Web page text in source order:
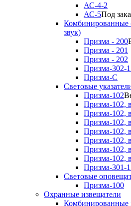
АС-4-2
АС-5Под
Комбинированные
звук)
Призма - 200
Призма - 201
Призма - 202
Призма-302-
Призма-С
Световые
Призма-102
Призма-102,
Призма-102,
Призма-102,
Призма-102,
Призма-102,
Призма-102,
Призма-102,
Призма-301-
Световые
Призма-100
Охранные извещатели
Комбинированные